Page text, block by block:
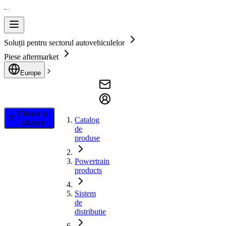
Soluții pentru sectorul autovehiculelor
Piese aftermarket
Europe
Filtrare și
căutare
Catalog
de
produse
Powertrain
products
Sistem
de
distributie